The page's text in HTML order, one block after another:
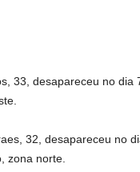
33, desapareceu no dia
32, desapareceu no
zona norte.